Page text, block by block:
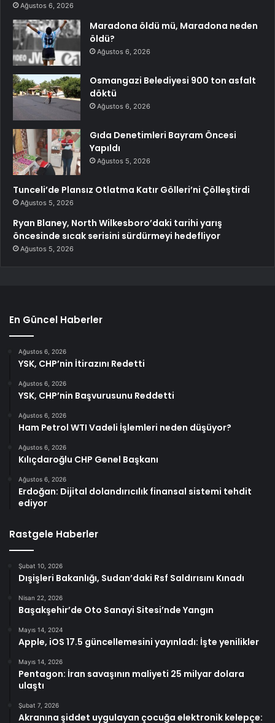
Ağustos 6, 2026
Maradona öldü mü, Maradona neden
öldü?
Ağustos 6, 2026
Osmangazi Belediyesi 900 ton asfalt
döktü
Ağustos 6, 2026
Gıda Denetimleri Bayram Öncesi
Yapıldı
Ağustos 5, 2026
Tunceli’de Plansız Otlatma Katır Gölleri’ni Çölleştirdi
Ağustos 5, 2026
Ryan Blaney, North Wilkesboro’daki tarihi yarış
öncesinde sıcak serisini sürdürmeyi hedefliyor
Ağustos 5, 2026
En Güncel Haberler
Ağustos 6, 2026
YSK, CHP’nin İtirazını Redetti
Ağustos 6, 2026
YSK, CHP’nin Başvurusunu Reddetti
Ağustos 6, 2026
Ham Petrol WTI Vadeli İşlemleri neden düşüyor?
Ağustos 6, 2026
Kılıçdaroğlu CHP Genel Başkanı
Ağustos 6, 2026
Erdoğan: Dijital dolandırıcılık finansal sistemi tehdit
ediyor
Rastgele Haberler
Şubat 10, 2026
Dışişleri Bakanlığı, Sudan’daki Rsf Saldırısını Kınadı
Nisan 22, 2026
Başakşehir’de Oto Sanayi Sitesi’nde Yangın
Mayıs 14, 2024
Apple, iOS 17.5 güncellemesini yayınladı: İşte yenilikler
Mayıs 14, 2026
Pentagon: İran savaşının maliyeti 25 milyar dolara
ulaştı
Şubat 7, 2026
Akranına şiddet uygulayan çocuğa elektronik kelepçe: